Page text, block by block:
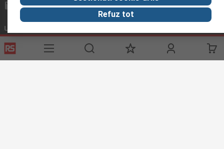
compec@compec.ro
Urmareste-ne si in social media
Refuz tot